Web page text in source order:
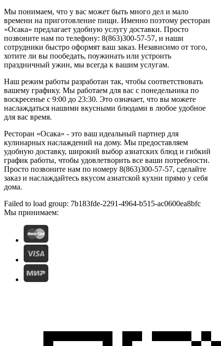
Мы понимаем, что у вас может быть много дел и мало
времени на приготовление пищи. Именно поэтому ресторан
«Осака» предлагает удобную услугу доставки. Просто
позвоните нам по телефону: 8(863)300-57-57, и наши
сотрудники быстро оформят ваш заказ. Независимо от того,
хотите ли вы пообедать, поужинать или устроить
праздничный ужин, мы всегда к вашим услугам.
Наш режим работы разработан так, чтобы соответствовать
вашему графику. Мы работаем для вас с понедельника по
воскресенье с 9:00 до 23:30. Это означает, что вы можете
наслаждаться нашими вкусными блюдами в любое удобное
для вас время.
Ресторан «Осака» - это ваш идеальный партнер для
кулинарных наслаждений на дому. Мы предоставляем
удобную доставку, широкий выбор азиатских блюд и гибкий
график работы, чтобы удовлетворить все ваши потребности.
Просто позвоните нам по номеру 8(863)300-57-57, сделайте
заказ и наслаждайтесь вкусом азиатской кухни прямо у себя
дома.
Failed to load group: 7b183fde-2291-4964-b515-ac0600ea8bfc
Мы принимаем: